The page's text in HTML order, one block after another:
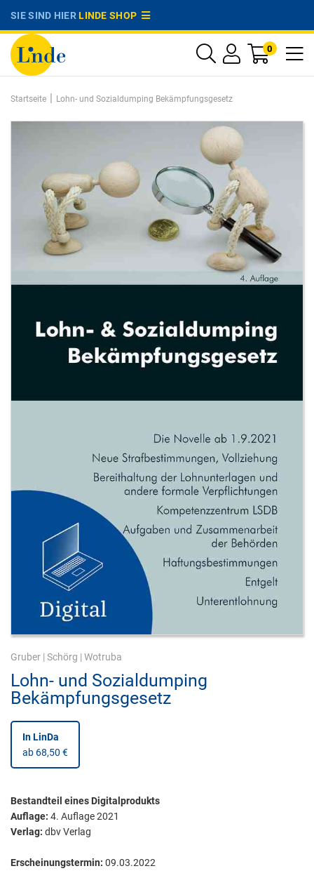
SIE SIND HIERLINDE SHOP
0
Startseite | Lohn- und Sozialdumping Bekämpfungsgesetz
Gruber | Schörg | Wotruba
Lohn- und Sozialdumping
Bekämpfungsgesetz
In LinDa
ab 68,50 €
Bestandteil eines Digitalprodukts
Auflage: 4. Auflage 2021
Verlag: dbv Verlag
Erscheinungstermin: 09.03.2022